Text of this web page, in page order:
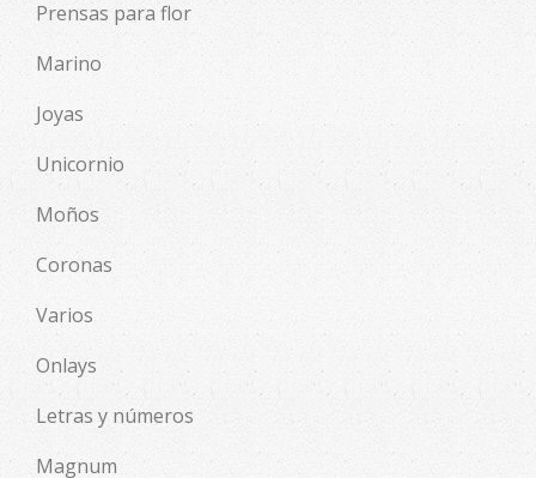
Prensas para flor
Marino
Joyas
Unicornio
Moños
Coronas
Varios
Onlays
Letras y números
Magnum